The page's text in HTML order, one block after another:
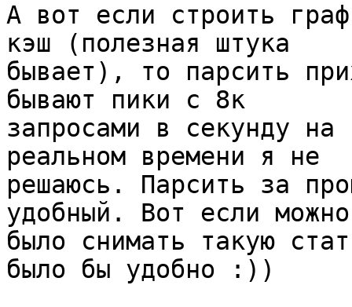
А вот если строить
кэш (полезная штука
бывает), то парсить
бывают пики с 8к
запросами в секунду
реальном времени я не
решаюсь. Парсить за
удобный. Вот если можно
было снимать такую
было бы удобно :))